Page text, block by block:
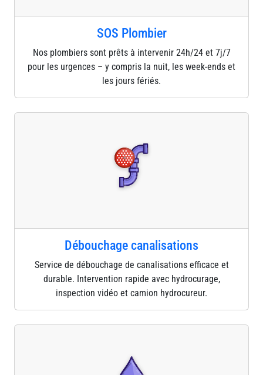
SOS Plombier
Nos plombiers sont prêts à intervenir 24h/24 et 7j/7
pour les urgences – y compris la nuit, les week-ends et
les jours fériés.
Débouchage canalisations
Service de débouchage de canalisations efficace et
durable. Intervention rapide avec hydrocurage,
inspection vidéo et camion hydrocureur.